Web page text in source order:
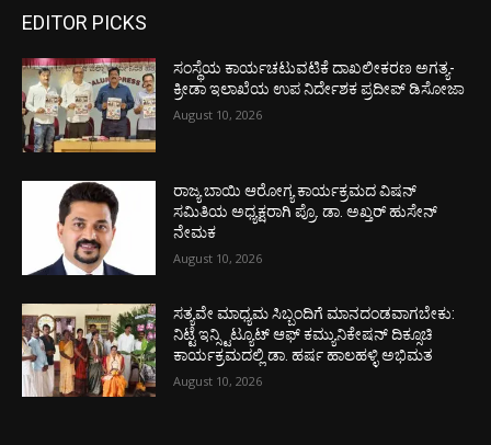
EDITOR PICKS
ಸಂಸ್ಥೆಯ ಕಾರ್ಯಚಟುವಟಿಕೆ ದಾಖಲೀಕರಣ ಅಗತ್ಯ-
ಕ್ರೀಡಾ ಇಲಾಖೆಯ ಉಪ ನಿರ್ದೇಶಕ ಪ್ರದೀಪ್ ಡಿಸೋಜಾ
August 10, 2026
ರಾಜ್ಯ ಬಾಯಿ ಆರೋಗ್ಯ ಕಾರ್ಯಕ್ರಮದ ವಿಷನ್
ಸಮಿತಿಯ ಅಧ್ಯಕ್ಷರಾಗಿ ಪ್ರೊ. ಡಾ. ಅಖ್ತರ್ ಹುಸೇನ್
ನೇಮಕ
August 10, 2026
ಸತ್ಯವೇ ಮಾಧ್ಯಮ ಸಿಬ್ಬಂದಿಗೆ ಮಾನದಂಡವಾಗಬೇಕು:
ನಿಟ್ಟೆ ಇನ್ಸ್ಟಿಟ್ಯೂಟ್ ಆಫ್ ಕಮ್ಯುನಿಕೇಷನ್ ದಿಕ್ಸೂಚಿ
ಕಾರ್ಯಕ್ರಮದಲ್ಲಿ ಡಾ. ಹರ್ಷ ಹಾಲಹಳ್ಳಿ ಅಭಿಮತ
August 10, 2026